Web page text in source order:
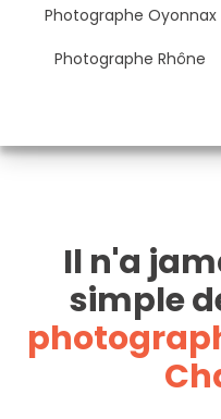
Photographe Oyonnax
Photographe Rhône
Il n'a
simple